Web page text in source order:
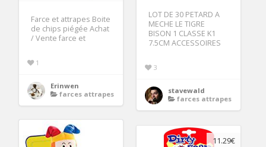
LOT DE 30 PETARD A
MECHE LE TIGRE
BISON 1 CLASSE K1
7.5CM ACCESSOIRES
3
stavewald
farces attrapes
Farce et attrapes Boite
de chips piégée Achat
/ Vente farce et
1
Erinwen
farces attrapes
11.29€